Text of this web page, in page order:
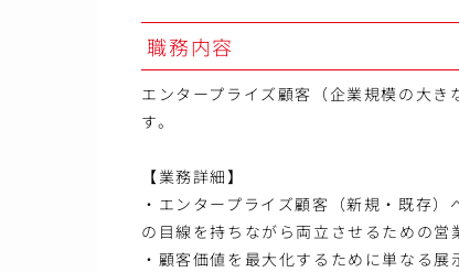
職務内容
エンタープライズ顧客（企業規模の大
す。
【業務詳細】
・エンタープライズ顧客（新規・既存
の目線を持ちながら両立させるための営
・顧客価値を最大化するために単なる